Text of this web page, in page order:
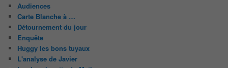
Audiences
Carte Blanche à …
Détournement du jour
Enquête
Huggy les bons tuyaux
L'analyse de Javier